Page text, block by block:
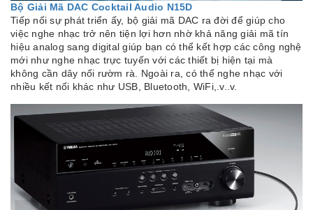
Bộ Giải Mã DAC Cocktail Audio N15D
Tiếp nối sự phát triển ấy, bộ giải mã DAC ra đời để giúp cho
việc nghe nhạc trở nên tiện lợi hơn nhờ khả năng giải mã tín
hiệu analog sang digital giúp bạn có thể kết hợp các công nghệ
mới như nghe nhạc trực tuyến với các thiết bị hiện tại mà
không cần dây nối rườm rà. Ngoài ra, có thể nghe nhạc với
nhiều kết nối khác như USB, Bluetooth, WiFi,.v..v.